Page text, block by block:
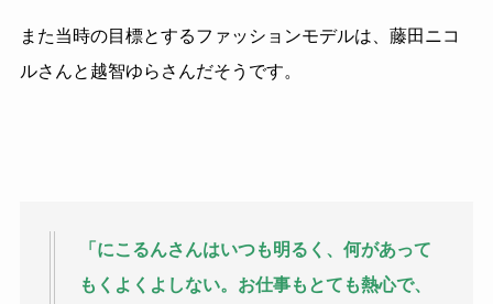
また当時の目標とするファッションモデルは、藤田ニコ
ルさんと越智ゆらさんだそうです。
「にこるんさんはいつも明るく、何があって
もくよくよしない。お仕事もとても熱心で、